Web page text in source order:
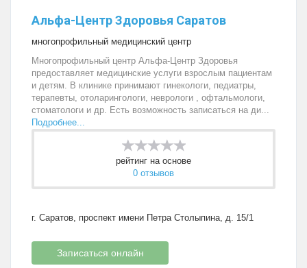
Альфа-Центр Здоровья Саратов
многопрофильный медицинский центр
Многопрофильный центр Альфа-Центр Здоровья
предоставляет медицинские услуги взрослым пациентам
и детям. В клинике принимают гинекологи, педиатры,
терапевты, отоларингологи, неврологи , офтальмологи,
стоматологи и др. Есть возможность записаться на ди...
Подробнее...
рейтинг на основе
0 отзывов
г. Саратов, проспект имени Петра Столыпина, д. 15/1
Записаться онлайн